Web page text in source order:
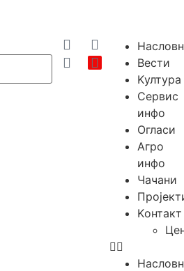
Вести
Kултура
Сервис
инфо
Огласи
Агро
инфо
Чачани
Kонтакт